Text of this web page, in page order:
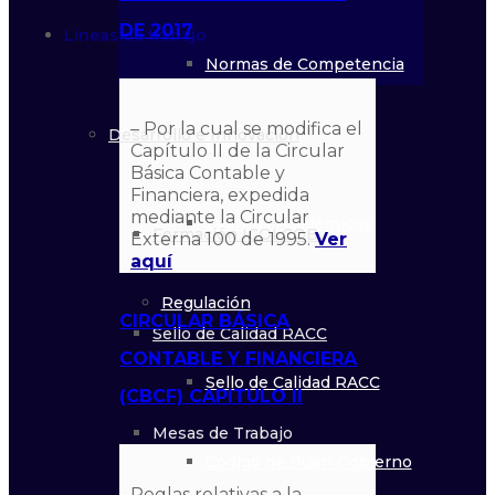
Normas de Competencia
Laboral
Eventos Académicos
Regulación
Sello de Calidad RACC
Código de Buen Gobierno
Líneas de trabajo
Desarrollo e Innovación
Formación ICOLCOB
Sello de Calidad RACC
Mesas de Trabajo
DE 2017
– Por la cual se modifica el
Capítulo II de la Circular
Básica Contable y
Financiera, expedida
mediante la Circular
Externa 100 de 1995. Ver
aquí
CIRCULAR BÁSICA
CONTABLE Y FINANCIERA
(CBCF) CAPITULO II